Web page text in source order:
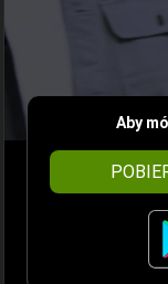
Aby